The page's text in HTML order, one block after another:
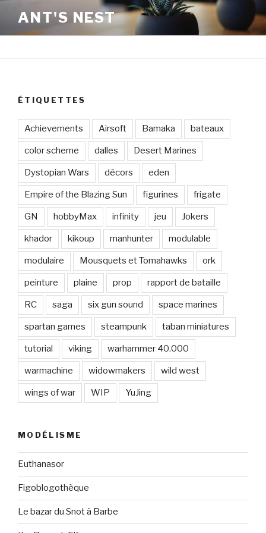
contenu
ANT'S NEST
ÉTIQUETTES
Achievements Airsoft Bamaka bateaux
color scheme dalles Desert Marines
Dystopian Wars décors eden
Empire of the Blazing Sun figurines frigate
GN hobbyMax infinity jeu Jokers
khador kikoup manhunter modulable
modulaire Mousquets et Tomahawks ork
peinture plaine prop rapport de bataille
RC saga six gun sound space marines
spartan games steampunk taban miniatures
tutorial viking warhammer 40.000
warmachine widowmakers wild west
wings of war WIP YuJing
MODÉLISME
Euthanasor
Figoblogothèque
Le bazar du Snot à Barbe